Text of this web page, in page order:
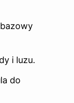
i luzu.
do